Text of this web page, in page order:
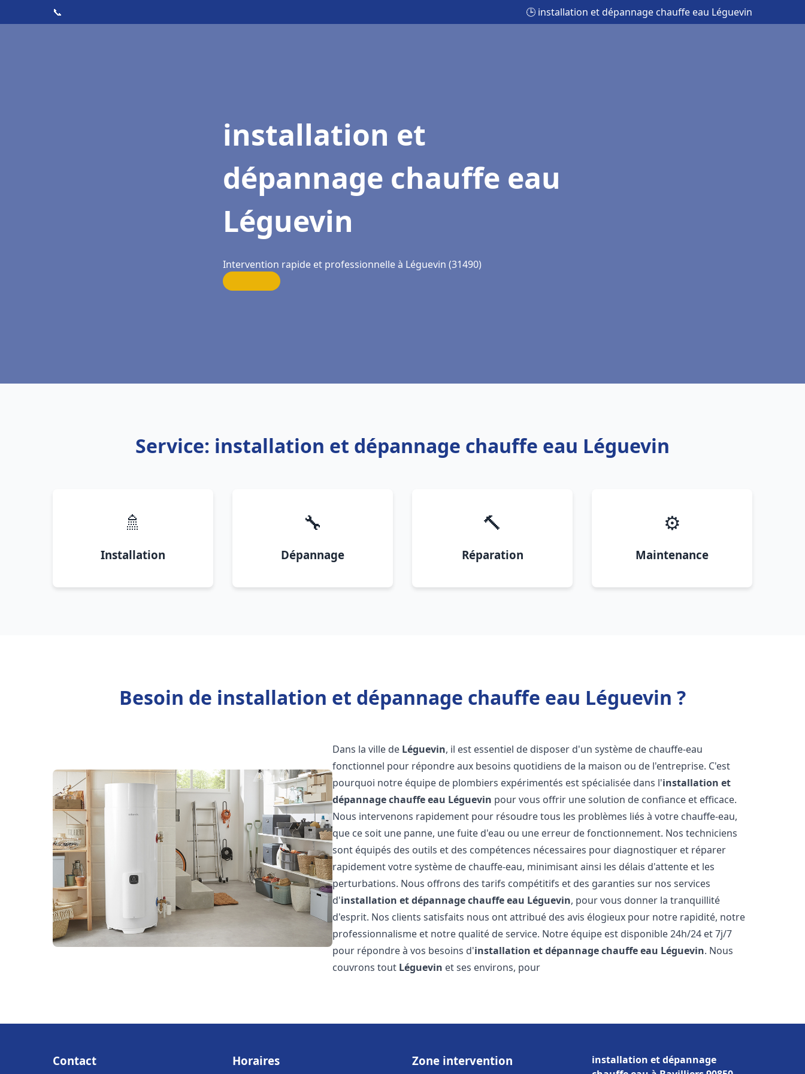
📞 🕒 installation et dépannage chauffe eau Léguevin
installation et
dépannage chauffe eau
Léguevin
Intervention rapide et professionnelle à Léguevin (31490)
Service: installation et dépannage chauffe eau Léguevin
🚿
Installation
🔧
Dépannage
🔨
Réparation
⚙️
Maintenance
Besoin de installation et dépannage chauffe eau Léguevin ?
Dans la ville de Léguevin, il est essentiel de disposer d'un système de chauffe-eau
fonctionnel pour répondre aux besoins quotidiens de la maison ou de l'entreprise. C'est
pourquoi notre équipe de plombiers expérimentés est spécialisée dans l'installation et
dépannage chauffe eau Léguevin pour vous offrir une solution de confiance et efficace.
Nous intervenons rapidement pour résoudre tous les problèmes liés à votre chauffe-eau,
que ce soit une panne, une fuite d'eau ou une erreur de fonctionnement. Nos techniciens
sont équipés des outils et des compétences nécessaires pour diagnostiquer et réparer
rapidement votre système de chauffe-eau, minimisant ainsi les délais d'attente et les
perturbations. Nous offrons des tarifs compétitifs et des garanties sur nos services
d'installation et dépannage chauffe eau Léguevin, pour vous donner la tranquillité
d'esprit. Nos clients satisfaits nous ont attribué des avis élogieux pour notre rapidité, notre
professionnalisme et notre qualité de service. Notre équipe est disponible 24h/24 et 7j/7
pour répondre à vos besoins d'installation et dépannage chauffe eau Léguevin. Nous
couvrons tout Léguevin et ses environs, pour
Contact Horaires Zone intervention
installation et dépannage